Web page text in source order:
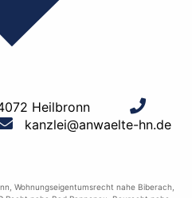
Heilbronn
kanzlei@anwaelte-hn.de
Wohnungseigentumsrecht nahe Biberach